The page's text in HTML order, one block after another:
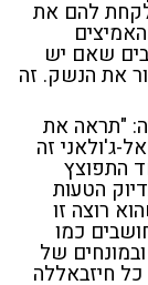
להם את
שאם יש
את הנשק. זה
"תראה את
ג'ולאני זה
התפוצץ
הטעות
רוצה זו
כמו
של
חיזבאללה